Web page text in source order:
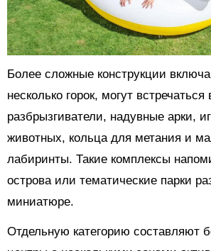
Более сложные конструкции
несколько горок, могут
разбрызгиватели, надувные арки,
животных, кольца для метания и
лабиринты. Такие комплексы
острова или тематические парки
миниатюре.
Отдельную категорию составляют